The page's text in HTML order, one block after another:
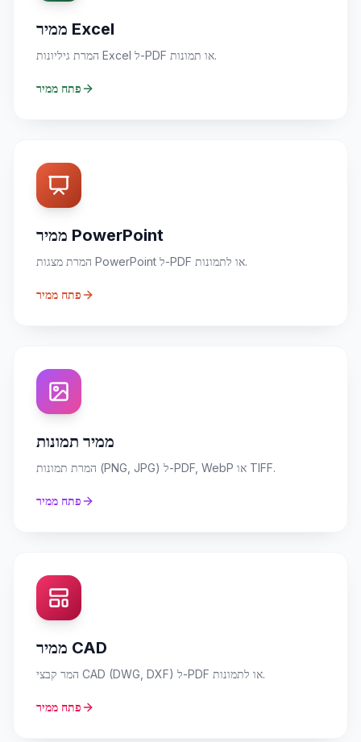
ממיר Excel
המרת גיליונות Excel ל-PDF או תמונות.
פתח ממיר
ממיר PowerPoint
המרת מצגות PowerPoint ל-PDF או לתמונות.
פתח ממיר
ממיר תמונות
המרת תמונות (PNG, JPG) ל-PDF, WebP או TIFF.
פתח ממיר
ממיר CAD
המר קבצי CAD (DWG, DXF) ל-PDF או לתמונות.
פתח ממיר